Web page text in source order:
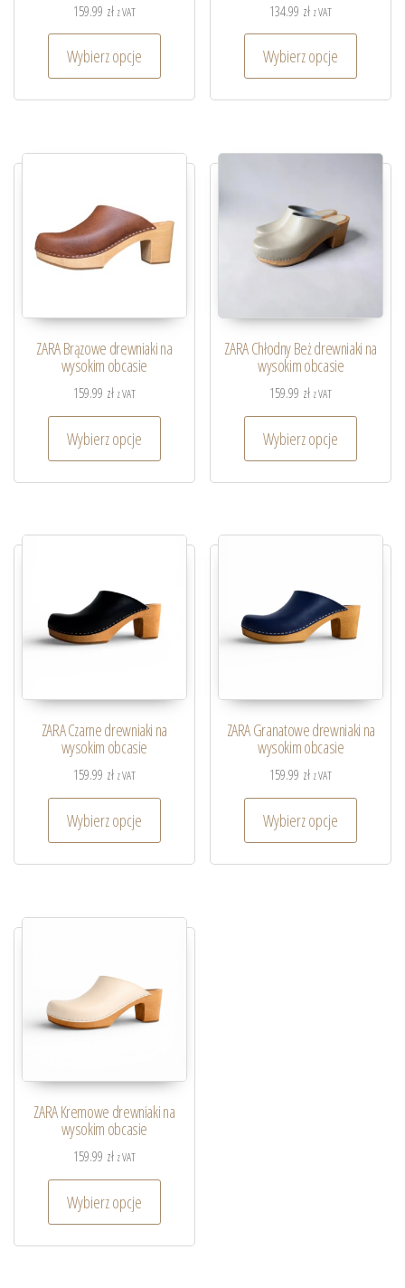
159.99 zł z VAT
Wybierz opcje
134.99 zł z VAT
Wybierz opcje
ZARA Brązowe drewniaki na
wysokim obcasie
159.99 zł z VAT
Wybierz opcje
ZARA Chłodny Beż drewniaki na
wysokim obcasie
159.99 zł z VAT
Wybierz opcje
ZARA Czarne drewniaki na
wysokim obcasie
159.99 zł z VAT
Wybierz opcje
ZARA Granatowe drewniaki na
wysokim obcasie
159.99 zł z VAT
Wybierz opcje
ZARA Kremowe drewniaki na
wysokim obcasie
159.99 zł z VAT
Wybierz opcje